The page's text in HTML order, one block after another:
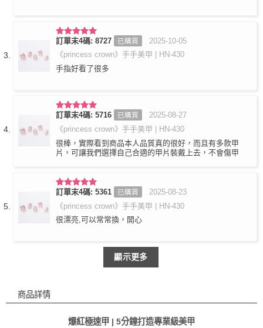
評分5滿
分 5
訂單末4碼: 8727 已購買
2025-10-05
《princess crown》手手美甲 | HN-430
手指好看了很多
評分5滿
分 5
訂單末4碼: 5716 已購買
2025-08-27
《princess crown》手手美甲 | HN-430
很棒，實際看到商品本人品質真的很好，而且有多款甲
片，可讓我們選擇自己合適的甲片裝戴上去，不會傷甲
評分5滿
分 5
訂單末4碼: 5361 已購買
2025-08-23
《princess crown》手手美甲 | HN-430
很漂亮,可以常常換，開心
顯示更多
商品詳情
爆紅極速甲 | 5分鐘打造專業級美甲